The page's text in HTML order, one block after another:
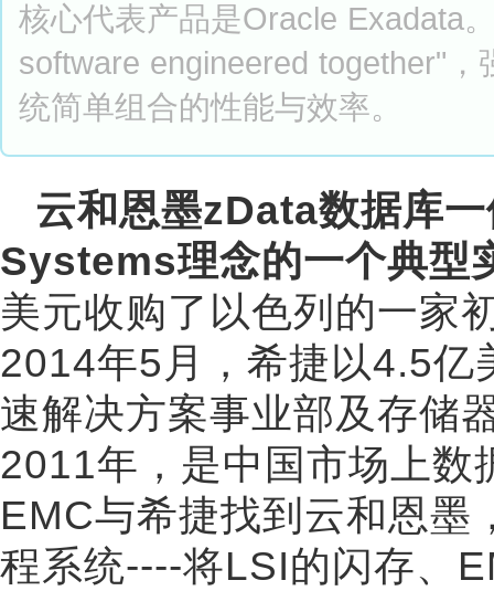
核心代表产品是Oracle Exadata
software engineered together"
统简单组合的性能与效率。
云和恩墨zData数据库
Systems理念的一个典型
美元收购了以色列的一家
2014年5月，希捷以4.5亿
速解决方案事业部及存储
2011年，是中国市场上数
EMC与希捷找到云和恩墨
程系统----将LSI的闪存、